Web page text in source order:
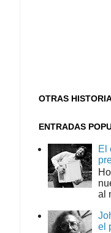
OTRAS
ENTRADAS
El
al
el